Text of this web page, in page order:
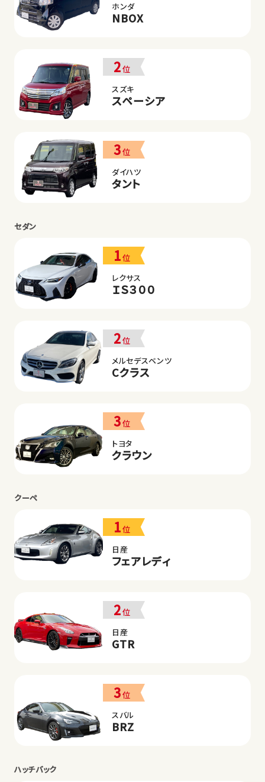
ホンダ
NBOX
2位
スズキ
スペーシア
3位
ダイハツ
タント
セダン
1位
レクサス
ＩＳ３００
2位
メルセデスベンツ
Cクラス
3位
トヨタ
クラウン
クーペ
1位
日産
フェアレディ
2位
日産
GTR
3位
スバル
BRZ
ハッチバック